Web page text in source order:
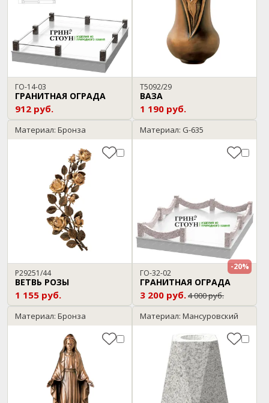
ГО-14-03
ГРАНИТНАЯ ОГРАДА
912 руб.
T5092/29
ВАЗА
1 190 руб.
Материал: Бронза
P29251/44
ВЕТВЬ РОЗЫ
1 155 руб.
Материал: G-635
ГО-32-02
ГРАНИТНАЯ ОГРАДА
3 200 руб.4 000 руб.
-20%
Материал: Бронза Материал: Мансуровский